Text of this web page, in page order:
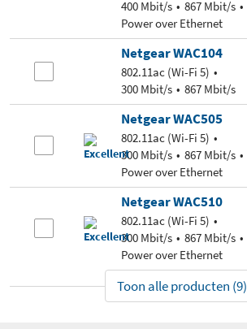
400 Mbit/s
867 Mbit/s
Power over Ethernet
Netgear WAC104
802.11ac (Wi-Fi 5)
300 Mbit/s
867 Mbit/s
Netgear WAC505
802.11ac (Wi-Fi 5)
300 Mbit/s
867 Mbit/s
Power over Ethernet
Netgear WAC510
802.11ac (Wi-Fi 5)
300 Mbit/s
867 Mbit/s
Power over Ethernet
Toon alle producten (9)